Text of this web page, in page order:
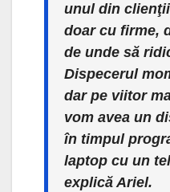
unul din
doar cu firme,
de unde să
Dispecerul
dar pe viitor
vom avea un
în timpul
laptop cu un
explică Ariel.